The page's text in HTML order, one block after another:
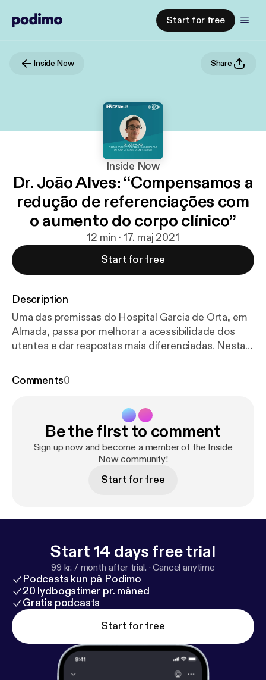
Start for free
Inside Now Share
Inside Now
Dr. João Alves: “Compensamos a
redução de referenciações com
o aumento do corpo clínico”
12 min · 17. maj 2021
Start for free
Description
Uma das premissas do Hospital Garcia de Orta, em
Almada, passa por melhorar a acessibilidade dos
utentes e dar respostas mais diferenciadas. Nesta
Dermato-Venereologia revela que este tem
a consulta de tricologia. Mas não ficará por aqui,
saiba tudo, nesta entrevista.
Comments0
Be the first to comment
Sign up now and become a member of the Inside
Now community!
Start for free
Start 14 days free trial
99 kr. / month after trial. ·Cancel anytime
Podcasts kun på Podimo
20 lydbogstimer pr. måned
Gratis podcasts
Start for free